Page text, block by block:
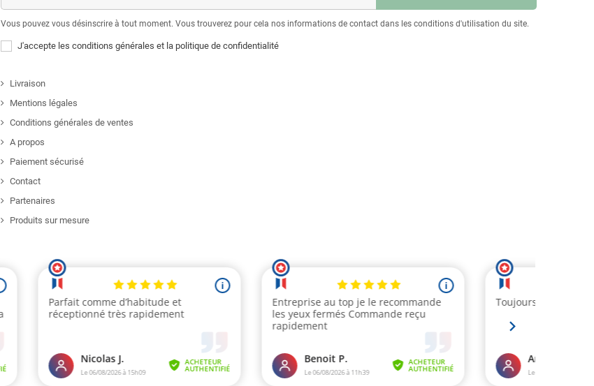
Vous pouvez vous désinscrire à tout moment. Vous trouverez pour cela nos informations de contact dans les conditions d'utilisation du site.
J'accepte les conditions générales et la politique de confidentialité
Livraison
Mentions légales
Conditions générales de ventes
A propos
Paiement sécurisé
Contact
Partenaires
Produits sur mesure